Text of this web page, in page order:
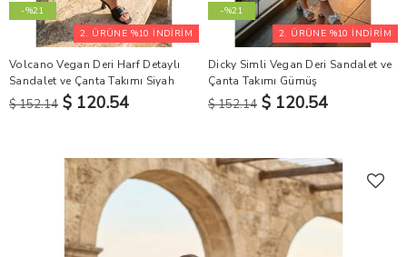
2. ÜRÜNE %10 İNDİRİM
-%21
Volcano Vegan Deri Harf Detaylı
Sandalet ve Çanta Takımı Siyah
$ 152.14 $ 120.54
2. ÜRÜNE %10 İNDİRİM
-%21
Dicky Simli Vegan Deri Sandalet ve
Çanta Takımı Gümüş
$ 152.14 $ 120.54